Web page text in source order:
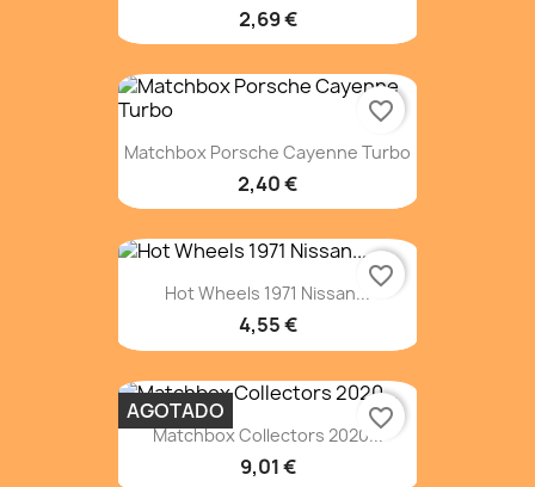
2,69 €
Matchbox Porsche Cayenne Turbo
2,40 €
favorite_border
Hot Wheels 1971 Nissan...
4,55 €
favorite_border
Matchbox Collectors 2020...
9,01 €
AGOTADO favorite_border